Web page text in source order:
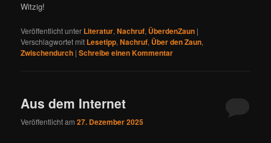
Witzig!
Veröffentlicht unter Literatur,Nachruf, ÜberdenZaun |
Verschlagwortet mit Lesetipp,Nachruf, Über den Zaun,
Zwischendurch |Schreibe einen Kommentar
Aus dem Internet
Veröffentlicht am27. Dezember 2025